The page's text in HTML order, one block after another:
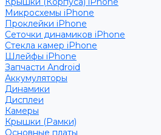
Микросхемы iPhone
Проклейки iPhone
Сеточки динамиков iPhone
Стекла камер iPhone
Шлейфы iPhone
Запчасти Android
Аккумуляторы
Динамики
Дисплеи
Камеры
Крышки (Рамки)
Основные платы